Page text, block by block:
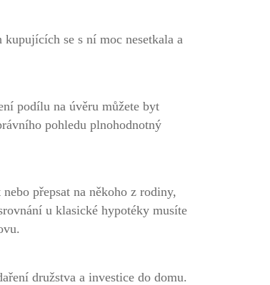
se s ní moc nesetkala a
podílu na úvěru můžete byt
pohledu plnohodnotný
přepsat na někoho z rodiny,
u klasické hypotéky musíte
družstva a investice do domu.